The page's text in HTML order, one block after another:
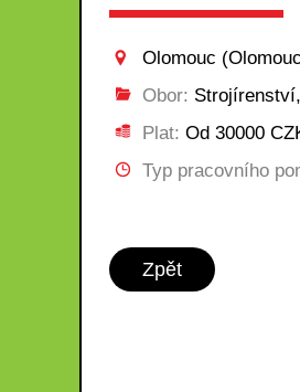
Olomouc
Obor:
Plat: Od 30000
Typ pracovního
Zpět